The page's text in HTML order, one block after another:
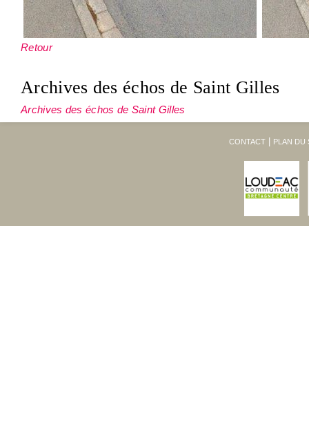
Retour
Archives des échos de Saint Gilles
Archives des échos de Saint Gilles
CONTACT PLAN DU